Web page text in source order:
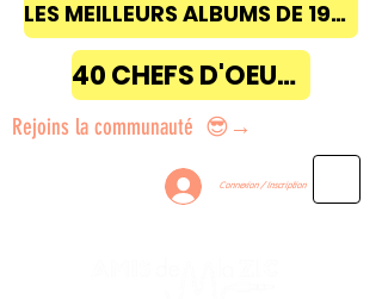
LES MEILLEURS ALBUMS DE 1968 à 2018
40 CHEFS D'OEUVRE
Rejoins la communauté 😎→
Connexion / Inscription